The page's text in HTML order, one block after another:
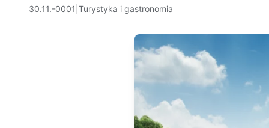
30.11.-0001 Turystyka i gastronomia